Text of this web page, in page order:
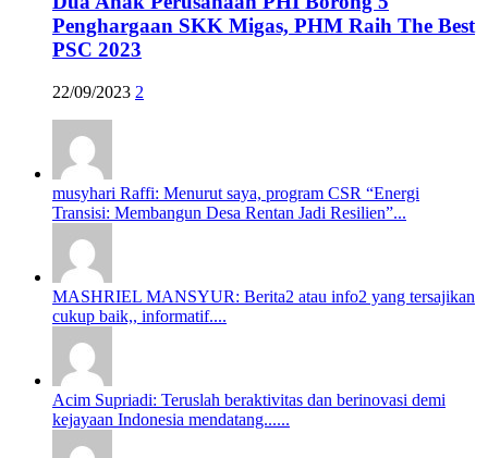
Penghargaan SKK Migas, PHM Raih The Best
PSC 2023
22/09/2023 2
musyhari Raffi: Menurut saya, program CSR “Energi
Transisi: Membangun Desa Rentan Jadi Resilien”...
MASHRIEL MANSYUR: Berita2 atau info2 yang tersajikan
cukup baik,, informatif....
Acim Supriadi: Teruslah beraktivitas dan berinovasi demi
kejayaan Indonesia mendatang......